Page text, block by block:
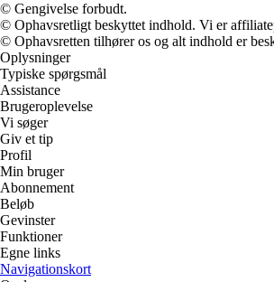
© Gengivelse forbudt.
© Ophavsretligt beskyttet indhold. Vi er
© Ophavsretten tilhører os og alt indhold er
Oplysninger
Typiske spørgsmål
Assistance
Brugeroplevelse
Vi søger
Giv et tip
Profil
Min bruger
Abonnement
Beløb
Gevinster
Funktioner
Egne links
Navigationskort